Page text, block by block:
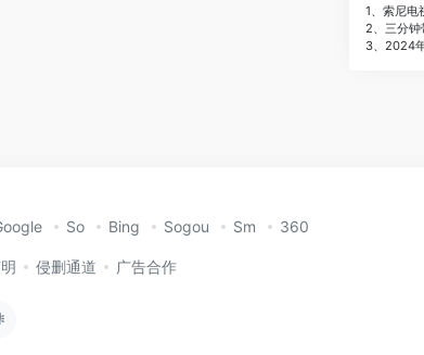
1、索尼电
2、三分钟
3、2024
So Bing Sogou Sm 360
侵删通道 广告合作